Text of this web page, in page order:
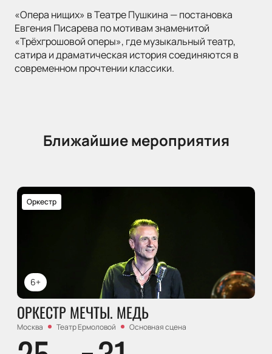
«Опера нищих» в Театре Пушкина — постановка
Евгения Писарева по мотивам знаменитой
«Трёхгрошовой оперы», где музыкальный театр,
сатира и драматическая история соединяются в
современном прочтении классики.
Ближайшие мероприятия
6+
Оркестр
ОРКЕСТР МЕЧТЫ. МЕДЬ
Москва Театр Ермоловой Основная сцена